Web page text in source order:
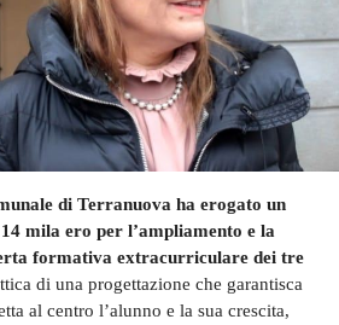
di Terranuova ha erogato un
mila ero per l’ampliamento e la
formativa extracurriculare dei tre
di una progettazione che garantisca
al centro l’alunno e la sua crescita,